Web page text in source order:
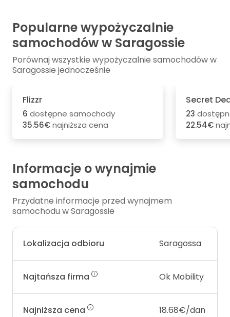
Popularne wypożyczalnie
samochodów w Saragossie
Porównaj wszystkie wypożyczalnie samochodów w
Saragossie jednocześnie
Flizzr
6 dostępne samochody
35.56€najniższa cena
Secret
23
22.54€
Informacje o wynajmie
samochodu
Przydatne informacje przed wynajmem
samochodu w Saragossie
Lokalizacja odbioru Saragossa
Najtańsza firma Ok Mobility
Najniższa cena 18.68€/dan